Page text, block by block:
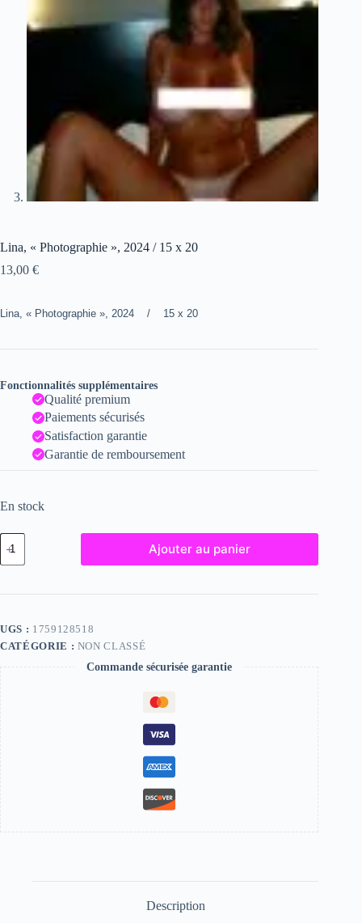
Lina, « Photographie », 2024 / 15 x 20
13,00 €
Lina, « Photographie », 2024 / 15 x 20
Fonctionnalités supplémentaires
Qualité premium
Paiements sécurisés
Satisfaction garantie
Garantie de remboursement
En stock
quantité
de
Lina,
2024
x
20
Ajouter au panier
UGS : 1759128518
CATÉGORIE : NON CLASSÉ
Commande sécurisée garantie
Description